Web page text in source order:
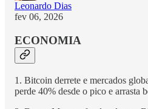
Leonardo Dias
fev 06, 2026
ECONOMIA
1. Bitcoin derrete e mercados
perde 40% desde o pico e arrasta